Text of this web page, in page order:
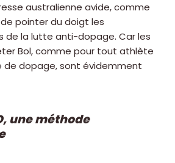
australienne avide, comme
pointer du doigt les
de la lutte anti-dopage. Car les
Bol, comme pour tout athlète
de dopage, sont évidemment
une méthode